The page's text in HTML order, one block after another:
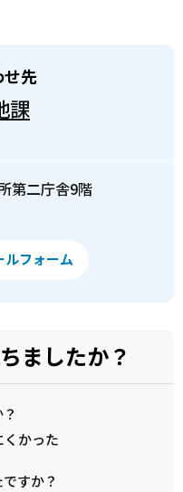
せ先
課
第二庁舎9階
ルフォーム
ましたか？
かった
すか？